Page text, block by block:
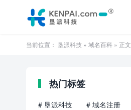
当前位置： 垦派科技 » 域名百科 » 正文
热门标签
# 垦派科技 # 域名注册